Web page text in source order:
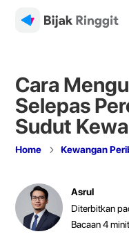
Cara
Selepas
Sudut
Home 5 Kewangan
Asrul
Diterbitkan
Bacaan4minit